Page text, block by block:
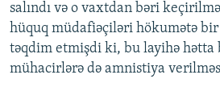
salındı və o vaxtdan bəri
hüquq müdafiəçiləri hökumətə
təqdim etmişdi ki, bu layihə hətta
mühacirlərə də amnistiya